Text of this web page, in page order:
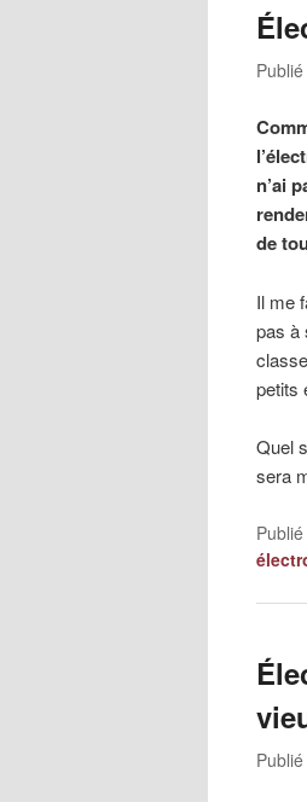
n’ai
de
Il me
pas à
petits
Quel
sera